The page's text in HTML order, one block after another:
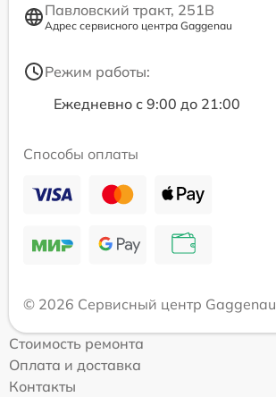
Павловский тракт, 251В
Адрес сервисного центра Gaggenau
Режим работы:
Ежедневно с 9:00 до 21:00
Способы оплаты
© 2026 Сервисный центр Gaggenau
Стоимость ремонта
Оплата и доставка
Контакты